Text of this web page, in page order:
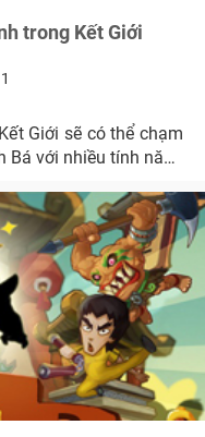
trong Kết Giới
Giới sẽ có thể chạm
với nhiều tính năng